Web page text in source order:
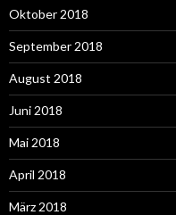
Oktober 2018
September 2018
August 2018
Juni 2018
Mai 2018
April 2018
März 2018